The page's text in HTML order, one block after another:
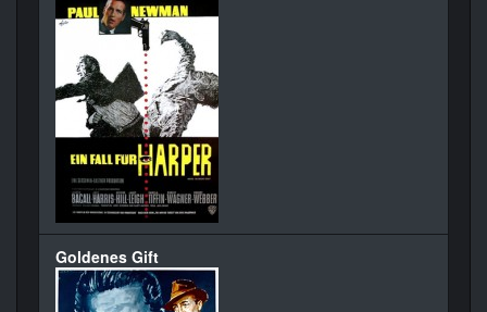
Goldenes Gift